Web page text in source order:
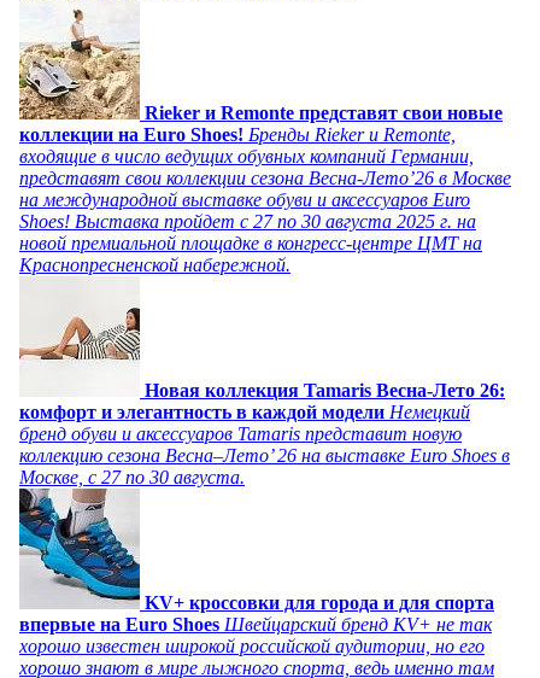
Rieker и Remonte представят свои новые
коллекции на Euro Shoes! Бренды Rieker и Remonte,
входящие в число ведущих обувных компаний Германии,
представят свои коллекции сезона Весна-Лето’26 в Москве
на международной выставке обуви и аксессуаров Euro
Shoes! Выставка пройдет c 27 по 30 августа 2025 г. на
новой премиальной площадке в конгресс-центре ЦМТ на
Краснопресненской набережной.
Новая коллекция Tamaris Весна-Лето 26:
комфорт и элегантность в каждой модели Немецкий
бренд обуви и аксессуаров Tamaris представит новую
коллекцию сезона Весна–Лето’ 26 на выставке Euro Shoes в
Москве, с 27 по 30 августа.
KV+ кроссовки для города и для спорта
впервые на Euro Shoes Швейцарский бренд KV+ не так
хорошо известен широкой российской аудитории, но его
хорошо знают в мире лыжного спорта, ведь именно там